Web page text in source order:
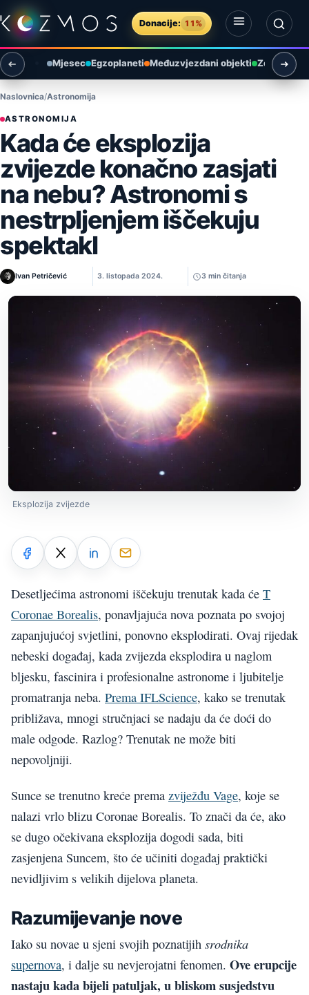
Preskoči na sadržaj
Donacije: 11%
Otvori izbornik
Otvori pretragu
Mjesec Egzoplaneti Međuzvjezdani objekti Zemlja i
Naslovnica Astronomija
ASTRONOMIJA
Kada će eksplozija
zvijezde konačno zasjati
na nebu? Astronomi s
nestrpljenjem iščekuju
spektakl
Ivan Petričević 3. listopada 2024. 3 min čitanja
Eksplozija zvijezde
Desetljećima astronomi iščekuju trenutak kada će T
Coronae Borealis, ponavljajuća nova poznata po svojoj
zapanjujućoj svjetlini, ponovno eksplodirati. Ovaj rijedak
nebeski događaj, kada zvijezda eksplodira u naglom
bljesku, fascinira i profesionalne astronome i ljubitelje
promatranja neba. Prema IFLScience, kako se trenutak
približava, mnogi stručnjaci se nadaju da će doći do
male odgode. Razlog? Trenutak ne može biti
nepovoljniji.
Sunce se trenutno kreće prema zviježđu Vage, koje se
nalazi vrlo blizu Coronae Borealis. To znači da će, ako
se dugo očekivana eksplozija dogodi sada, biti
zasjenjena Suncem, što će učiniti događaj praktički
nevidljivim s velikih dijelova planeta.
Razumijevanje nove
Iako su novae u sjeni svojih poznatijih srodnika
supernova, i dalje su nevjerojatni fenomen. Ove erupcije
nastaju kada bijeli patuljak, u bliskom susjedstvu